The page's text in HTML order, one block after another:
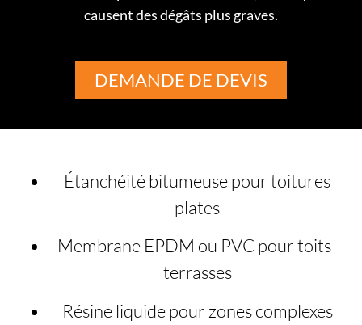
causent des dégâts plus graves.
DEMANDE DE DEVIS
Étanchéité bitumeuse pour toitures
plates
Membrane EPDM ou PVC pour toits-
terrasses
Résine liquide pour zones complexes